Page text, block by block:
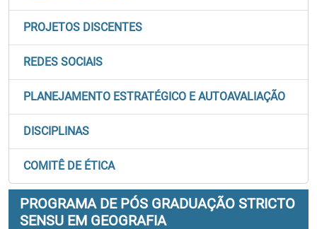
PROJETOS DISCENTES
REDES SOCIAIS
PLANEJAMENTO ESTRATÉGICO E AUTOAVALIAÇÃO
DISCIPLINAS
COMITÊ DE ÉTICA
PROGRAMA DE PÓS GRADUAÇÃO STRICTO
SENSU EM GEOGRAFIA